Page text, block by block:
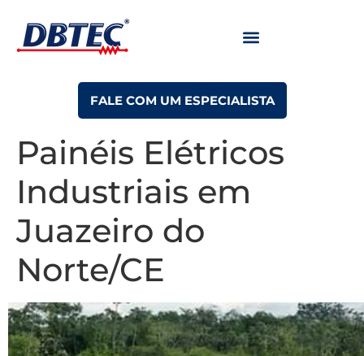
FALE COM UM ESPECIALISTA
Painéis Elétricos
Industriais em
Juazeiro do
Norte/CE